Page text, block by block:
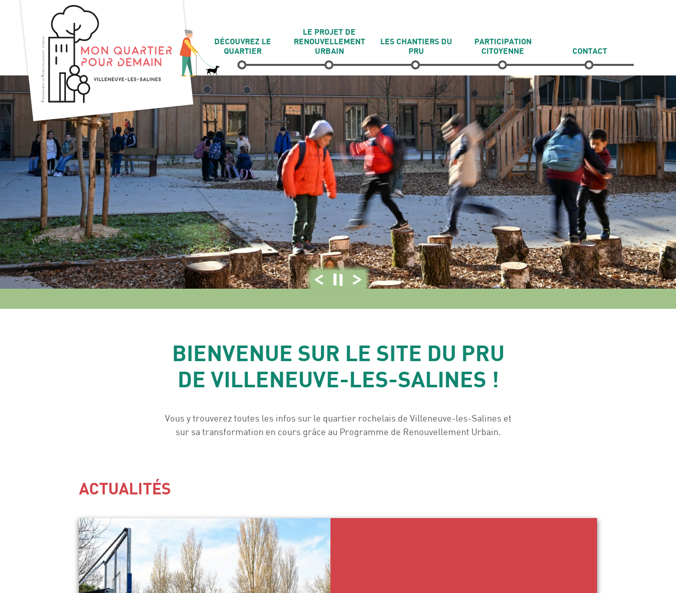
DÉCOUVREZ LE
QUARTIER
L'histoire du quartier
Un poumon vert
Les projets connexes
LE PROJET DE
RENOUVELLEMENT
URBAIN
les habitants
Améliorer & diversifier
l'habitat
Des équipements &
des services publics
réorganisés
Des commerces plus
variés & attractifs
Des espaces publics
réaménagés & ouverts
sur la nature
LES CHANTIERS DU
PRU
Chantiers en cours
Chantiers à venir
Chantiers terminés
PARTICIPATION
CITOYENNE
CONTACT
Photo précédente
Arrêter le diaporama
Photo suivante
BIENVENUE SUR LE SITE DU PRU
DE VILLENEUVE-LES-SALINES !
Vous y trouverez toutes les infos sur le quartier rochelais de Villeneuve-les-Salines et
sur sa transformation en cours grâce au Programme de Renouvellement Urbain.
ACTUALITÉS